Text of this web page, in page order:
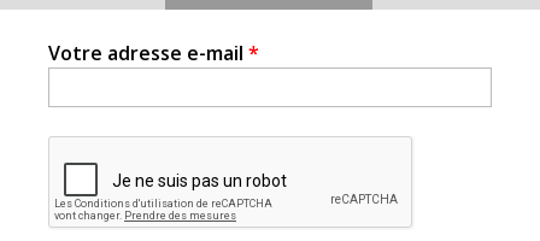
Bois
Guillaume
Votre adresse e-mail *